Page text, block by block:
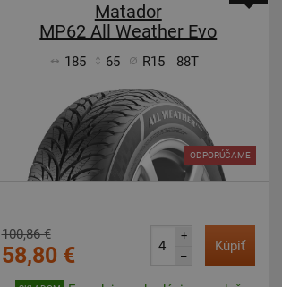
Matador
MP62 All Weather Evo
185 65 R15 88T
ODPORÚČAME
100,86 €
58,80 €
+
–
Kúpiť